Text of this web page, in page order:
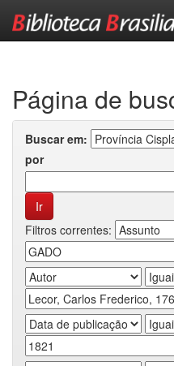
Página de
Buscar em:
por
Filtros correntes: